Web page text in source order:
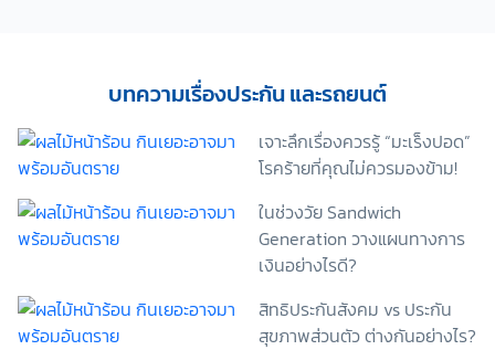
อื่นๆ ท่านสามารถอ่านรายละเอียดนโยบายคุ้มครองข้อมูล
ส่วนบุคคลและสิทธิของเจ้าของข้อมูลส่วนบุคคลได้ที่
เว็บไซต์ คำประกาศเกี่ยวกับความเป็นส่วนตัว ก่อนให้
ความยินยอม ทั้งนี้ ก่อนการแสดงเจตนา ข้าพเจ้าได้อ่าน
รายละเอียดจากเอกสารชี้แจงข้อมูล หรือได้รับคำอธิบาย
เปิดเผยข้อมูลส่วนบุคคล (“ประมวลผลข้อมูลส่วนบุคคล”)
และมีความเข้าใจดีแล้ว ข้าพเจ้าให้ความยินยอมหรือปฏิเสธ
ไม่ให้ความยินยอมในเอกสารนี้ด้วยความสมัครใจ
ข้าพเจ้าสามารถถอนความยินยอมนี้เสียเมื่อใดก็ได้ เว้นแต่
ในกรณีมีข้อจำกัดสิทธิตามกฎหมายหรือยังมีสัญญา
บทความเรื่องประกัน และรถยนต์
เจาะลึกเรื่องควรรู้ “มะเร็งปอด”
โรคร้ายที่คุณไม่ควรมองข้าม!
ในช่วงวัย Sandwich
Generation วางแผนทางการ
เงินอย่างไรดี?
สิทธิประกันสังคม vs ประกัน
สุขภาพส่วนตัว ต่างกันอย่างไร?